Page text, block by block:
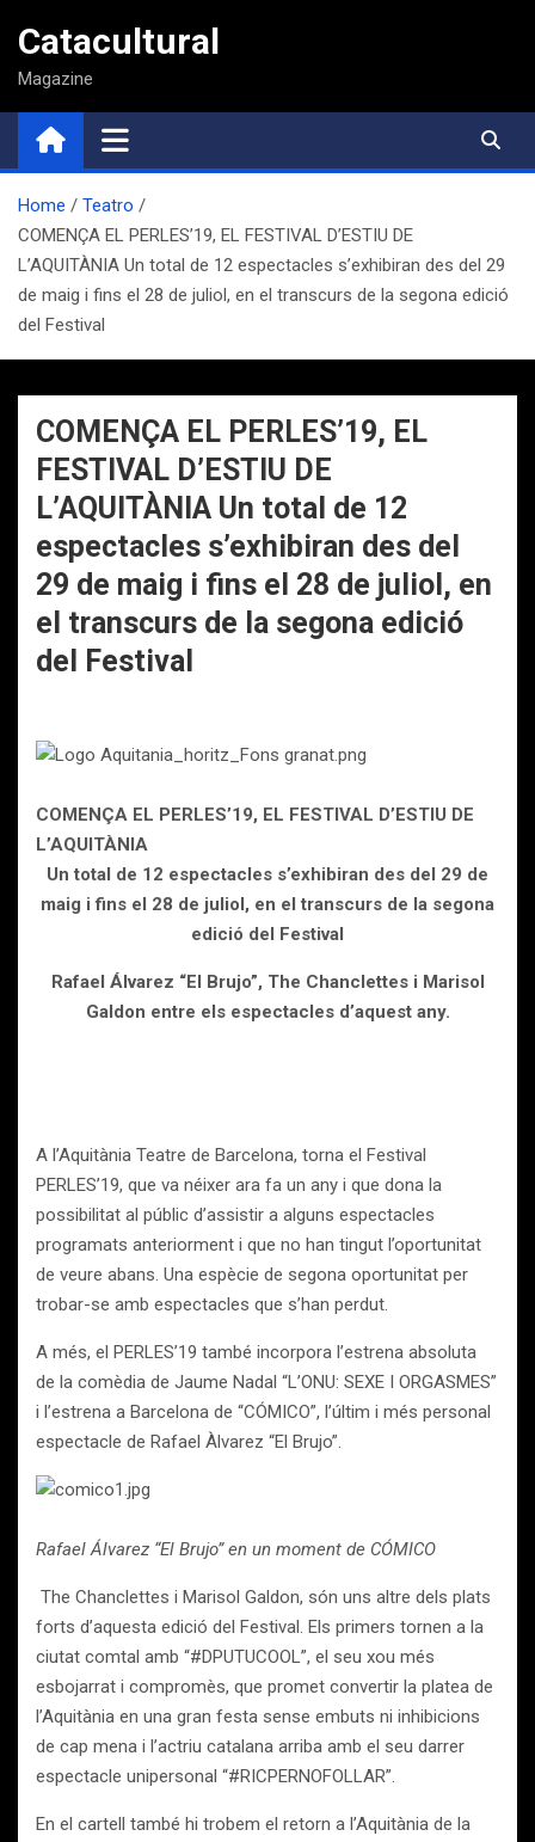
contenido
Catacultural
Magazine
Home
Teatro
COMENÇA EL PERLES’19, EL FESTIVAL D’ESTIU DE
L’AQUITÀNIA Un total de 12 espectacles s’exhibiran des del 29
de maig i fins el 28 de juliol, en el transcurs de la segona edició
del Festival
COMENÇA EL PERLES’19, EL
FESTIVAL D’ESTIU DE
L’AQUITÀNIA Un total de 12
espectacles s’exhibiran des del
29 de maig i fins el 28 de juliol, en
el transcurs de la segona edició
del Festival
COMENÇA EL PERLES’19, EL FESTIVAL D’ESTIU DE
L’AQUITÀNIA
Un total de 12 espectacles s’exhibiran des del 29 de
maig i fins el 28 de juliol, en el transcurs de la segona
edició del Festival
Rafael Álvarez “El Brujo”, The Chanclettes i Marisol
Galdon entre els espectacles d’aquest any.
A l’Aquitània Teatre de Barcelona, torna el Festival
PERLES’19, que va néixer ara fa un any i que dona la
possibilitat al públic d’assistir a alguns espectacles
programats anteriorment i que no han tingut l’oportunitat
de veure abans. Una espècie de segona oportunitat per
trobar-se amb espectacles que s’han perdut.
A més, el PERLES’19 també incorpora l’estrena absoluta
de la comèdia de Jaume Nadal “L’ONU: SEXE I ORGASMES”
i l’estrena a Barcelona de “CÓMICO”, l’últim i més personal
espectacle de Rafael Àlvarez “El Brujo”.
Rafael Álvarez “El Brujo” en un moment de CÓMICO
The Chanclettes i Marisol Galdon, són uns altre dels plats
forts d’aquesta edició del Festival. Els primers tornen a la
ciutat comtal amb “#DPUTUCOOL”, el seu xou més
esbojarrat i compromès, que promet convertir la platea de
l’Aquitània en una gran festa sense embuts ni inhibicions
de cap mena i l’actriu catalana arriba amb el seu darrer
espectacle unipersonal “#RICPERNOFOLLAR”.
En el cartell també hi trobem el retorn a l’Aquitània de la